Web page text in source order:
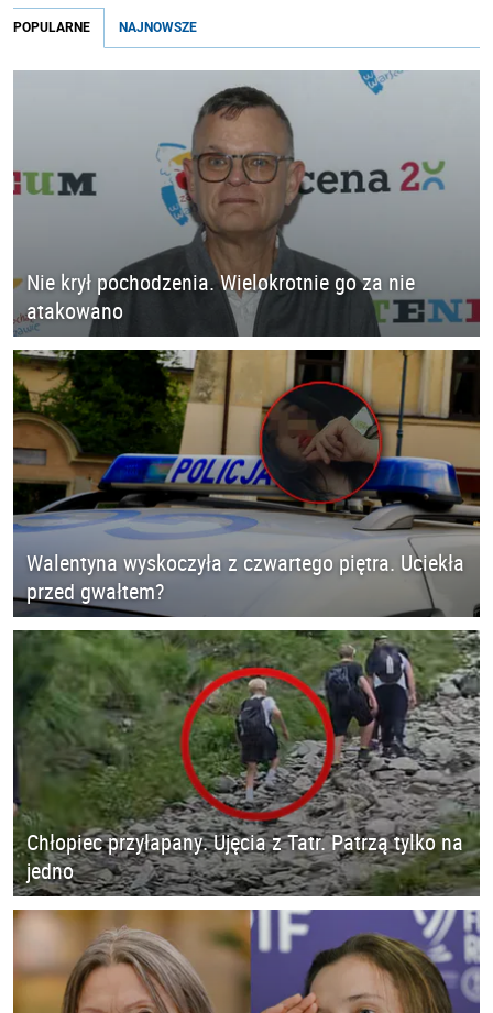
POPULARNE NAJNOWSZE
Nie krył pochodzenia. Wielokrotnie go za nie
atakowano
Walentyna wyskoczyła z czwartego piętra. Uciekła
przed gwałtem?
Chłopiec przyłapany. Ujęcia z Tatr. Patrzą tylko na
jedno